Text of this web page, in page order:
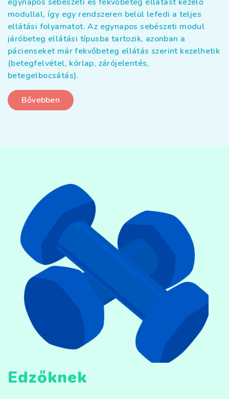
modullal, így egy rendszeren belül lefedi a teljes
ellátási folyamatot. Az egynapos sebészeti modul
járóbeteg ellátási típusba tartozik, azonban a
pácienseket már fekvőbeteg ellátás szerint kezelhetik
(betegfelvétel, kórlap, zárójelentés,
betegelbocsátás).
Bővebben
Edzőknek